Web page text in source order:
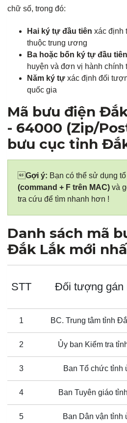
chữ số, trong đó:
Hai ký tự đầu tiên xác định
thuộc trung ương
Ba hoặc bốn ký tự đầu tiên
huyện và đơn vị hành
Năm ký tự xác định đối
quốc gia
Mã bưu điện
- 64000 (Zip/
bưu cục tỉnh
Gợi ý: Bạn có thể sử dụng
(command + F trên MAC) và
tra cứu để tìm nhanh hơn !
Danh sách mã
Đắk Lắk mới
STT Đối tượng gán
1 BC. Trung tâm tỉnh
2 Ủy ban Kiểm tra
3 Ban Tổ chức tỉnh
4 Ban Tuyên giáo
5 Ban Dân vận tỉnh